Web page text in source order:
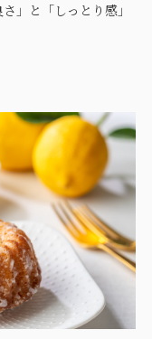
」と「しっとり感」